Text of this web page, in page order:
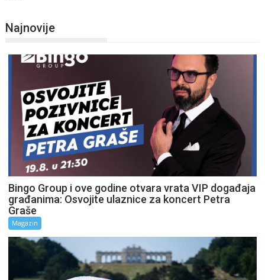
Najnovije
Bingo Group i ove godine otvara vrata VIP događaja
građanima: Osvojite ulaznice za koncert Petra
Graše
Magazin